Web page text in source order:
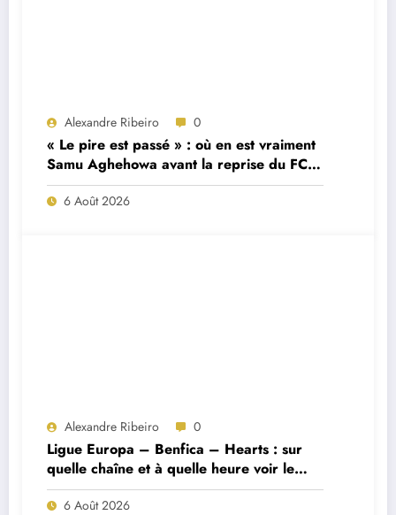
Alexandre Ribeiro 0
« Le pire est passé » : où en est vraiment
Samu Aghehowa avant la reprise du FC
Porto ?
6 Août 2026
Alexandre Ribeiro 0
Ligue Europa – Benfica – Hearts : sur
quelle chaîne et à quelle heure voir le
match ?
6 Août 2026